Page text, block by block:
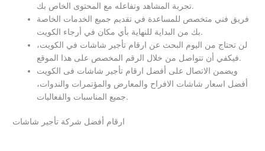
تجربة المشاهد وتفاعله مع المحتوى الخاص بك.
فريق فني متخصص للمساعدة في تقديم جميع الخدمات الخاصة
بك من البداية للنهاية بأي مكان في أرجاء الكويت.
لن تحتاج من اليوم البحث عن ارقام تأجير شاشات في الكويت،
فيكفي أن تتواصل من خلال الرقم المخصص على هذا الموقع.
ويضمن الاتصال على أفضل ارقام تأجير شاشات فى الكويت
أفضل اسعار شاشات الافراح والمعارض والمؤتمرات والندوات،
جميع المناسبات والفعاليات.
ارقام أفضل شركة تأجير شاشات